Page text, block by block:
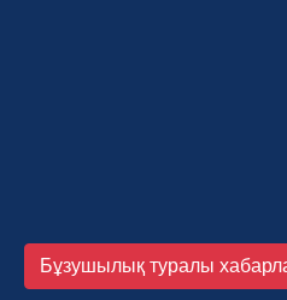
2026 Қорқыт Ата
Бұзушылық туралы